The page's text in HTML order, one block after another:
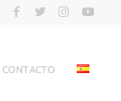
CONTACTO